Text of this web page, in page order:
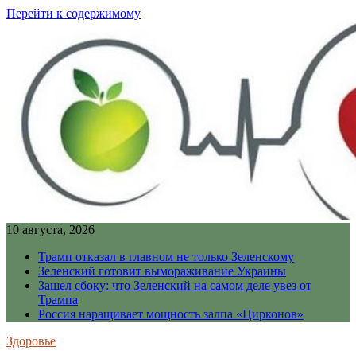
Перейти к содержимому
10 августа, 2026
Трамп отказал в главном не только Зеленскому
Зеленский готовит вымораживание Украины
Зашел сбоку: что Зеленский на самом деле увез от
Трампа
Россия наращивает мощность залпа «Цирконов»
Здоровье